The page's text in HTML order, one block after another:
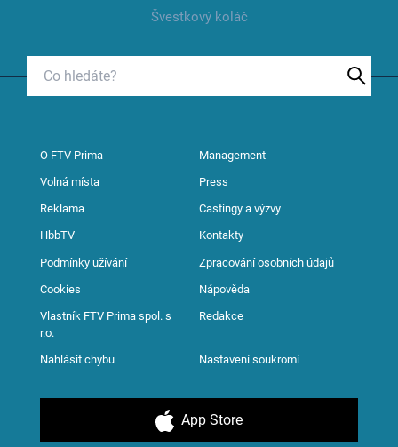
Švestkový koláč
O FTV Prima Management
Volná místa Press
Reklama Castingy a výzvy
HbbTV Kontakty
Podmínky užívání Zpracování osobních údajů
Cookies Nápověda
Vlastník FTV Prima spol. s
r.o.
Redakce
Nahlásit chybu Nastavení soukromí
App Store